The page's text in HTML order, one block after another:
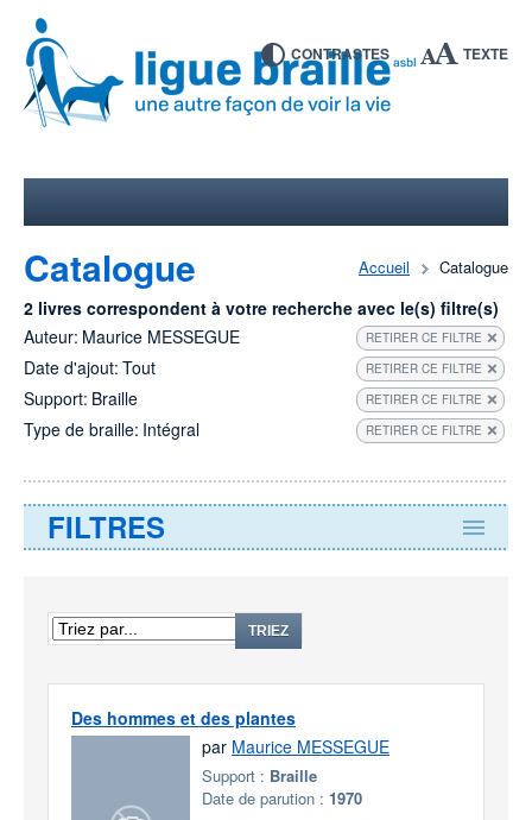
CONTRASTES TEXTE
Accueil Catalogue
Catalogue
2 livres correspondent à votre recherche avec le(s) filtre(s)
Auteur: Maurice MESSEGUE RETIRER CE FILTRE
Date d'ajout: Tout RETIRER CE FILTRE
Support: Braille RETIRER CE FILTRE
Type de braille: Intégral RETIRER CE FILTRE
FILTRES
TRIEZ
Des hommes et des plantes
par Maurice MESSEGUE
Support : Braille
Date de parution : 1970